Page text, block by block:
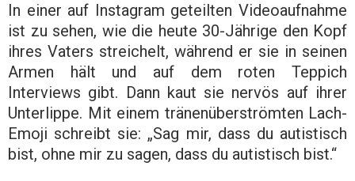
In einer auf Instagram geteilten Videoaufnahme
ist zu sehen, wie die heute 30-Jährige den Kopf
ihres Vaters streichelt, während er sie in seinen
Armen hält und auf dem roten Teppich
Interviews gibt. Dann kaut sie nervös auf ihrer
Unterlippe. Mit einem tränenüberströmten Lach-
Emoji schreibt sie: „Sag mir, dass du autistisch
bist, ohne mir zu sagen, dass du autistisch bist.“